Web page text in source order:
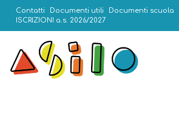
Contatti Documenti utili
Documenti scuola
ISCRIZIONI a.s. 2026/2027